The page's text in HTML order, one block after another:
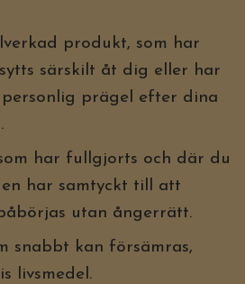
produkt, som har
särskilt åt dig eller har
prägel efter dina
har fullgjorts och där du
har samtyckt till att
utan ångerrätt.
snabbt kan försämras,
livsmedel.